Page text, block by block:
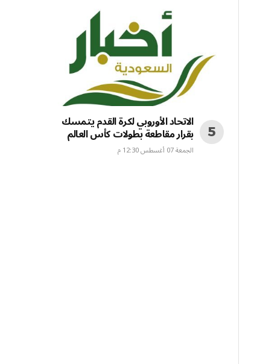
الاتحاد الأوروبي لكرة القدم يتمسك
بقرار مقاطعة بطولات كأس العالم
الجمعة 07 أغسطس 12:30 م